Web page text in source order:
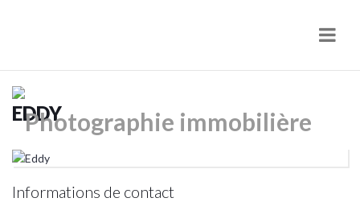
EDDY
Informations de contact